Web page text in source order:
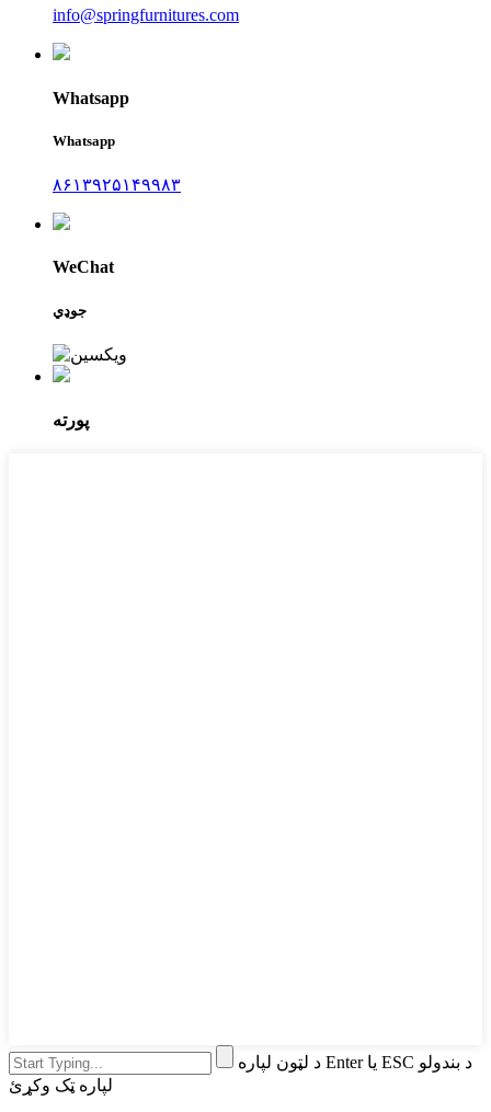
info@springfurnitures.com
Whatsapp
Whatsapp
۸۶۱۳۹۲۵۱۴۹۹۸۳
WeChat
جوډي
پورته
د لټون لپاره Enter یا ESC د بندولو
لپاره ټک وکړئ